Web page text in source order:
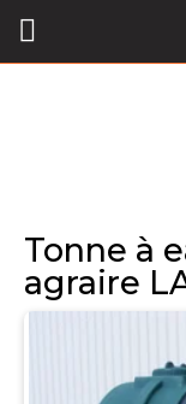
Tonne à
agraire